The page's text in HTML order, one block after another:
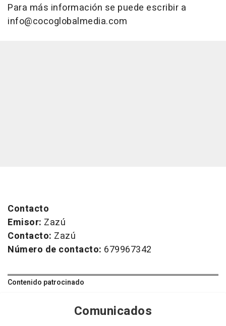
Para más información se puede escribir a
info@cocoglobalmedia.com
Contacto
Emisor: Zazú
Contacto: Zazú
Número de contacto: 679967342
Contenido patrocinado
Comunicados